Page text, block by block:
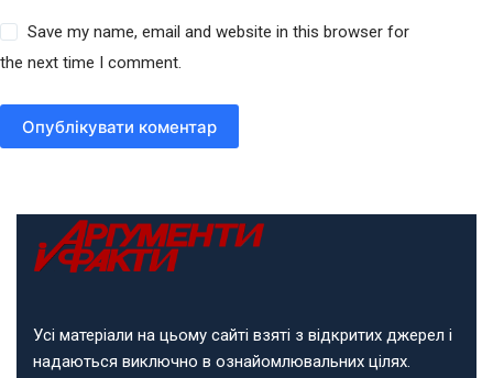
Save my name, email and website in this browser for
the next time I comment.
Опублікувати коментар
Усі матеріали на цьому сайті взяті з відкритих джерел і
надаються виключно в ознайомлювальних цілях.